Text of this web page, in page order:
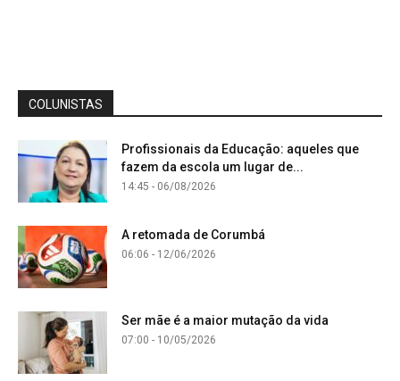
COLUNISTAS
Profissionais da Educação: aqueles que
fazem da escola um lugar de...
14:45 - 06/08/2026
A retomada de Corumbá
06:06 - 12/06/2026
Ser mãe é a maior mutação da vida
07:00 - 10/05/2026